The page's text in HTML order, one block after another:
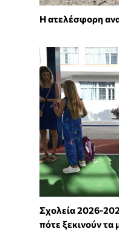
Η ατελέσφορη
Σχολεία 2026-
πότε ξεκινούν τα